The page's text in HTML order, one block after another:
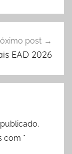
post
EAD 2026
com *